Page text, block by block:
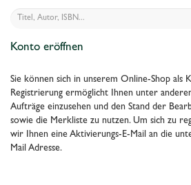
Konto eröffnen
Sie können sich in unserem Online-Shop als
Registrierung ermöglicht Ihnen unter
Aufträge einzusehen und den Stand der
sowie die Merkliste zu nutzen. Um sich zu
wir Ihnen eine Aktivierungs-E-Mail an die
Mail Adresse.